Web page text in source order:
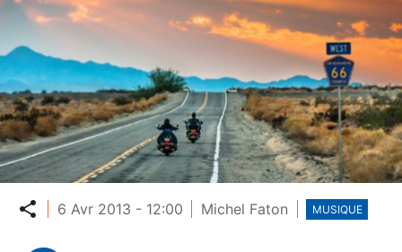
Partager
6 Avr 2013 - 12:00 Michel Faton MUSIQUE